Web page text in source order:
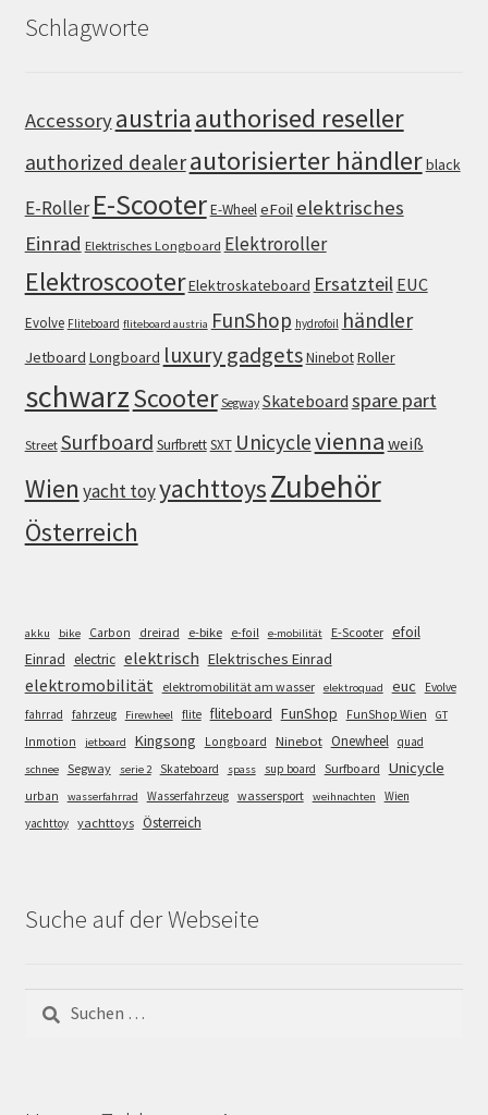
Schlagworte
Accessoryaustria authorised reseller
authorized dealerautorisierter händlerblack
E-Roller E-ScooterE-WheeleFoil elektrisches
Einrad Elektrisches Longboard Elektroroller
ElektroscooterElektroskateboard Ersatzteil EUC
Evolve Fliteboard fliteboard austria FunShop hydrofoil händler
Jetboard Longboard luxury gadgetsNinebotRoller
schwarzScooter Segway Skateboard spare part
Street Surfboard SurfbrettSXT Unicyclevienna weiß
Wien yacht toyyachttoysZubehör
Österreich
akku bike Carbon dreirad e-bike e-foil e-mobilität E-Scooter efoil
Einrad electric elektrisch Elektrisches Einrad
elektromobilität elektromobilität am wasser elektroquad euc
Evolve
fahrrad
fahrzeug Firewheel flite fliteboard FunShop FunShop Wien GT
Inmotion jetboard Kingsong Longboard Ninebot Onewheel quad
schnee Segway serie 2 Skateboard spass sup board Surfboard Unicycle
urban wasserfahrrad Wasserfahrzeug wassersport weihnachten
Wien
yachttoy yachttoys Österreich
Suche auf der Webseite
Suchen
nach: